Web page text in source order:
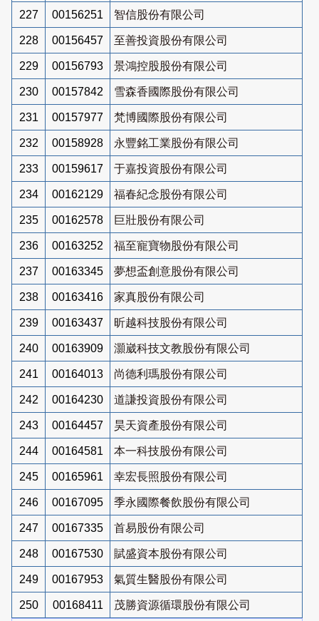
227 00156251 智信股份有限公司
228 00156457 至善投資股份有限公司
229 00156793 景鴻控股股份有限公司
230 00157842 雪森香國際股份有限公司
231 00157977 梵博國際股份有限公司
232 00158928 永豐銘工業股份有限公司
233 00159617 于嘉投資股份有限公司
234 00162129 福春紀念股份有限公司
235 00162578 巨壯股份有限公司
236 00163252 福至寵寶物股份有限公司
237 00163345 夢想盃創意股份有限公司
238 00163416 家真股份有限公司
239 00163437 昕越科技股份有限公司
240 00163909 灝崴科技文教股份有限公司
241 00164013 尚德利瑪股份有限公司
242 00164230 道謙投資股份有限公司
243 00164457 昊天資產股份有限公司
244 00164581 本一科技股份有限公司
245 00165961 幸宏長照股份有限公司
246 00167095 季永國際餐飲股份有限公司
247 00167335 首易股份有限公司
248 00167530 賦盛資本股份有限公司
249 00167953 氣質生醫股份有限公司
250 00168411
茂勝資源循環股份有限公司